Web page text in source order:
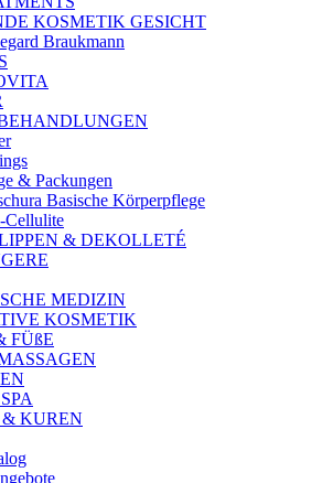
KOSMETIK GESICHT
Braukmann
& Packungen
Basische Körperpflege
Cellulite
& DEKOLLETÉ
MEDIZIN
KOSMETIK
FÜßE
& KUREN